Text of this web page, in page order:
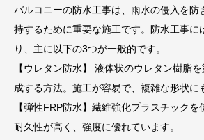
バルコニーの防水工事は、雨水の侵入を防
持するために重要な施工です。防水工事に
り、主に以下の3つが一般的です。
【ウレタン防水】 液体状のウレタン樹脂
成する方法。施工が容易で、複雑な形状に
【弾性FRP防水】繊維強化プラスチックを
耐久性が高く、強度に優れています。